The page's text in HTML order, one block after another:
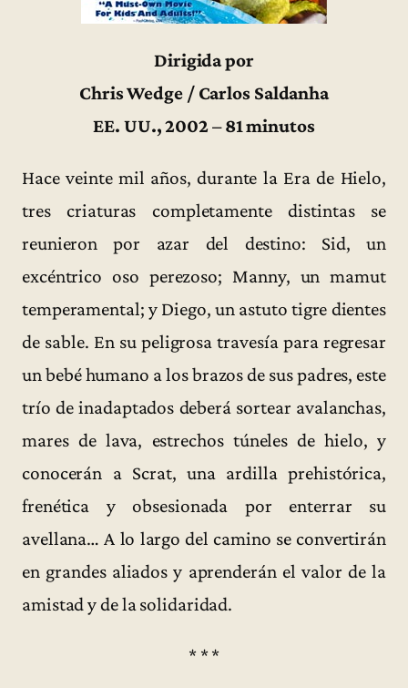
Dirigida por
Chris Wedge / Carlos Saldanha
EE. UU., 2002 – 81 minutos
Hace veinte mil años, durante la Era de Hielo,
tres criaturas completamente distintas se
reunieron por azar del destino: Sid, un
excéntrico oso perezoso; Manny, un mamut
temperamental; y Diego, un astuto tigre dientes
de sable. En su peligrosa travesía para regresar
un bebé humano a los brazos de sus padres, este
trío de inadaptados deberá sortear avalanchas,
mares de lava, estrechos túneles de hielo, y
conocerán a Scrat, una ardilla prehistórica,
frenética y obsesionada por enterrar su
avellana… A lo largo del camino se convertirán
en grandes aliados y aprenderán el valor de la
amistad y de la solidaridad.
* * *